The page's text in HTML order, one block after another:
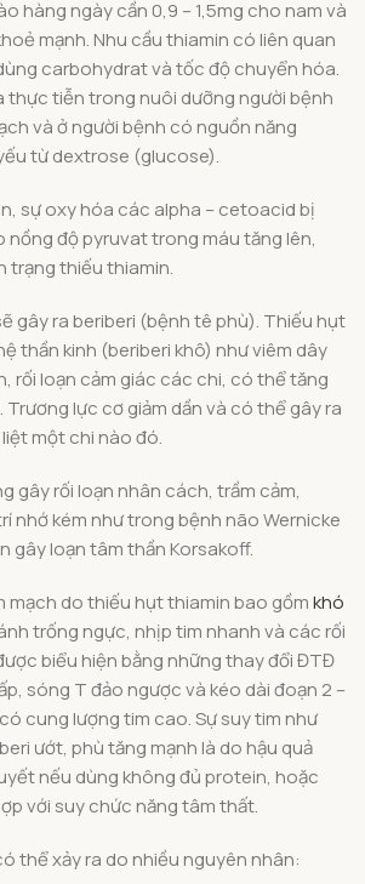
hàng ngày cần 0,9 – 1,5mg cho nam và
mạnh. Nhu cầu thiamin có liên quan
carbohydrat và tốc độ chuyển hóa.
thực tiễn trong nuôi dưỡng người bệnh
và ở người bệnh có nguồn năng
từ dextrose (glucose).
sự oxy hóa các alpha – cetoacid bị
nồng độ pyruvat trong máu tăng lên,
trạng thiếu thiamin.
gây ra beriberi (bệnh tê phù). Thiếu hụt
thần kinh (beriberi khô) như viêm dây
rối loạn cảm giác các chi, có thể tăng
lực cơ giảm dần và có thể gây ra
một chi nào đó.
gây rối loạn nhân cách, trầm cảm,
nhớ kém như trong bệnh não Wernicke
gây loạn tâm thần Korsakoff.
mạch do thiếu hụt thiamin bao gồmkhó
trống ngực, nhịp tim nhanh và các rối
biểu hiện bằng những thay đổi ĐTĐ
sóng T đảo ngược và kéo dài đoạn 2 –
cung lượng tim cao. Sự suy tim như
ướt, phù tăng mạnh là do hậu quả
nếu dùng không đủ protein, hoặc
với suy chức năng tâm thất.
thể xảy ra do nhiều nguyên nhân: